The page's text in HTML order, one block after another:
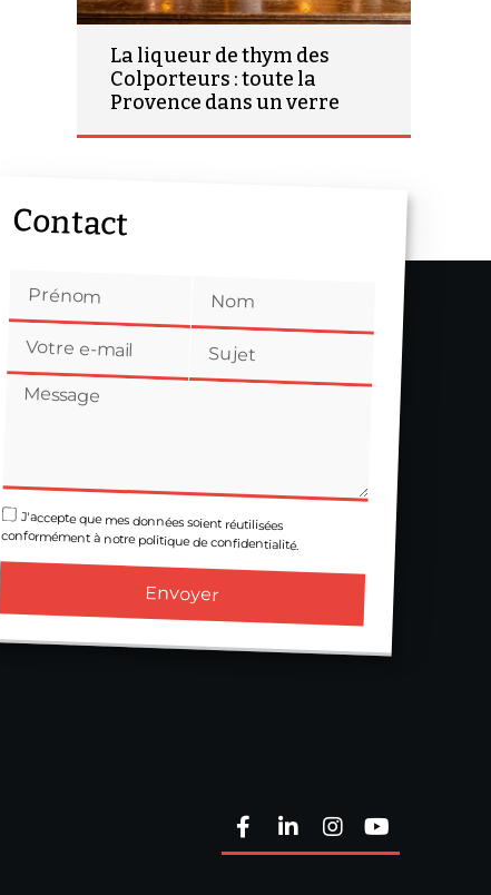
La liqueur de thym des
Colporteurs : toute la
Provence dans un verre
Contact
J'accepte que mes données soient réutilisées
conformément à notre politique de confidentialité.
Envoyer